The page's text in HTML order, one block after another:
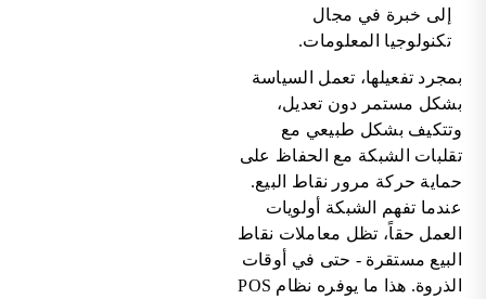
إلى خبرة في مجال
تكنولوجيا المعلومات.
بمجرد تفعيلها، تعمل السياسة
بشكل مستمر دون تعديل،
وتتكيف بشكل طبيعي مع
تقلبات الشبكة مع الحفاظ على
حماية حركة مرور نقاط البيع.
عندما تفهم الشبكة أولويات
العمل حقاً، تظل معاملات نقاط
البيع مستقرة - حتى في أوقات
الذروة. هذا ما يوفره نظام POS